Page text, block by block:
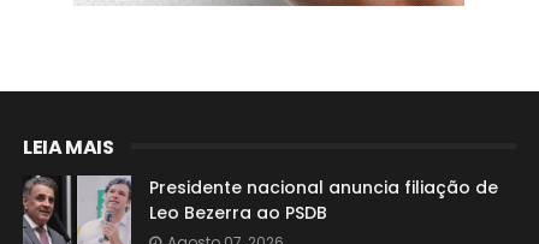
LEIA MAIS
Presidente nacional anuncia filiação de
Leo Bezerra ao PSDB